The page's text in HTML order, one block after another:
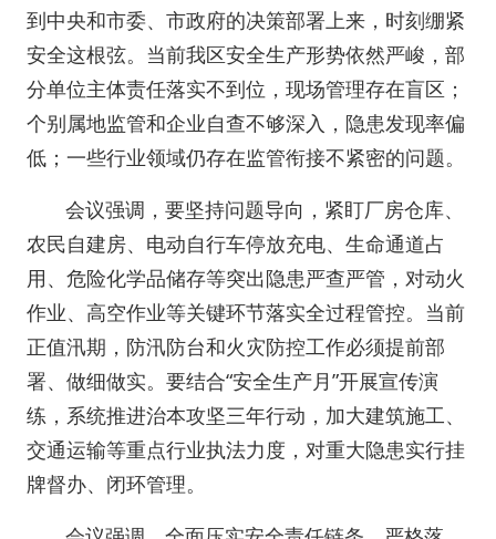
到中央和市委、市政府的决策部署上来，时刻绷紧
安全这根弦。当前我区安全生产形势依然严峻，部
分单位主体责任落实不到位，现场管理存在盲区；
个别属地监管和企业自查不够深入，隐患发现率偏
低；一些行业领域仍存在监管衔接不紧密的问题。
会议强调，要坚持问题导向，紧盯厂房仓库、
农民自建房、电动自行车停放充电、生命通道占
用、危险化学品储存等突出隐患严查严管，对动火
作业、高空作业等关键环节落实全过程管控。当前
正值汛期，防汛防台和火灾防控工作必须提前部
署、做细做实。要结合“安全生产月”开展宣传演
练，系统推进治本攻坚三年行动，加大建筑施工、
交通运输等重点行业执法力度，对重大隐患实行挂
牌督办、闭环管理。